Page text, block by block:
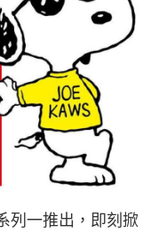
列一推出，即刻掀